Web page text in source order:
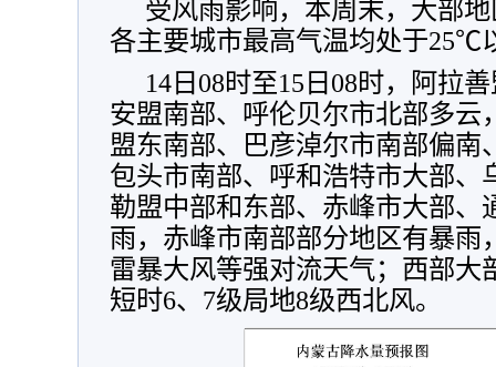
受风雨影响，本周末，大部
各主要城市最高气温均处于25℃
14日08时至15日08时，阿拉
安盟南部、呼伦贝尔市北部多云
盟东南部、巴彦淖尔市南部偏南
包头市南部、呼和浩特市大部、
勒盟中部和东部、赤峰市大部、
雨，赤峰市南部部分地区有暴雨
雷暴大风等强对流天气；西部大
短时6、7级局地8级西北风。